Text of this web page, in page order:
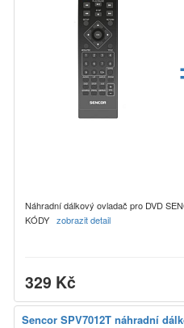
Náhradní dálkový ovladač pro DVD
KÓDY zobrazit detail
329 Kč
Sencor SPV7012T náhradní